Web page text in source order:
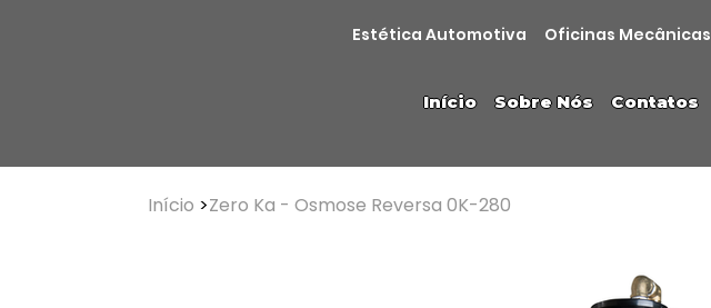
Estética Automotiva Oficinas Mecânicas
Início Sobre Nós Contatos
Início >Zero Ka - Osmose Reversa 0K-280